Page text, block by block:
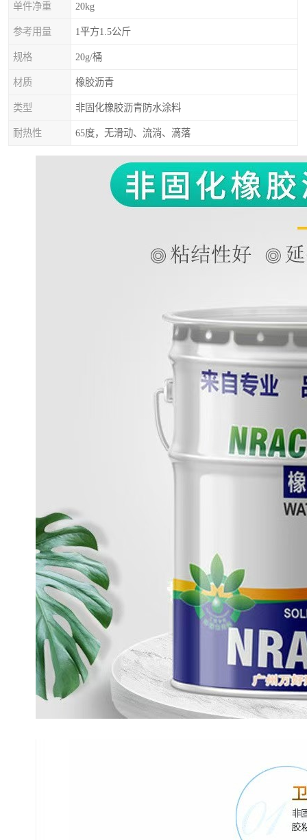
单件净重 20kg
参考用量 1平方1.5公斤
规格 20g/桶
材质 橡胶沥青
类型 非固化橡胶沥青防水涂料
耐热性 65度，无滑动、流淌、滴落